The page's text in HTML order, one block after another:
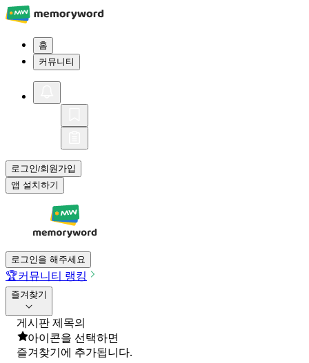
홈
커뮤니티
로그인/회원가입
앱 설치하기
로그인을 해주세요
🏆커뮤니티 랭킹
즐겨찾기
게시판 제목의
아이콘을 선택하면
즐겨찾기에 추가됩니다.